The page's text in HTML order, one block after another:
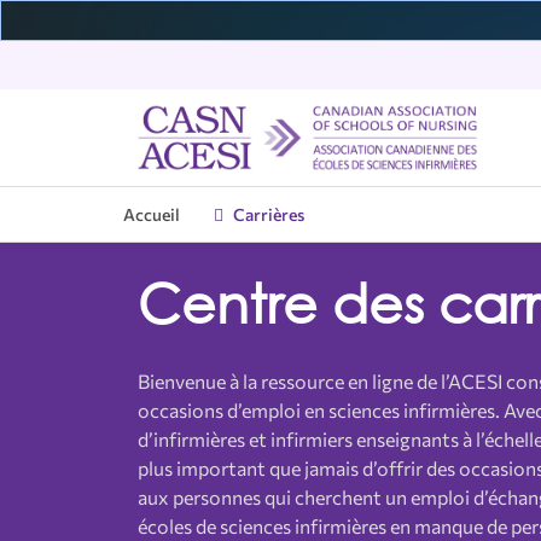
Gouvernance
Comités et groupes de travail
Introduction
Cours et webinaires
Livres
Programmes menant à un certificat
Examens
Programmes Inf. Aut.
Programmes Inf. Aux.
À propos de nous
FAQ
Communiqués de presse
Conseil de l’ACESI
Aperçu
Webinaires
Écoles membres
Nouvelles des membres
Joignez-vous à l’ACESI
Accueil Carrières
Centre des
Bienvenue à la ressource en ligne de l’ACESI
occasions d’emploi en sciences infirmières.
d’infirmières et infirmiers enseignants à
plus important que jamais d’offrir des
aux personnes qui cherchent un emploi
écoles de sciences infirmières en manque de